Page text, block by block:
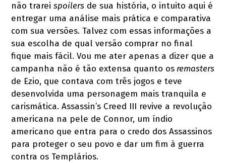
não trareispoilers de sua história, o intuito aqui é
entregar uma análise mais prática e comparativa
com sua versões. Talvez com essas informações a
sua escolha de qual versão comprar no final
fique mais fácil. Vou me ater apenas a dizer que a
campanha não é tão extensa quanto os remasters
de Ezio, que contava com três jogos e teve
desenvolvida uma personagem mais tranquila e
carismática. Assassin’s Creed III revive a revolução
americana na pele de Connor, um índio
americano que entra para o credo dos Assassinos
para proteger o seu povo e dar um fim à guerra
contra os Templários.